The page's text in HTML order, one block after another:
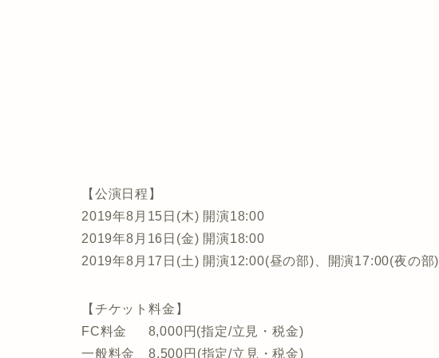
【公演日程】
2019年8月15日(木) 開演18:00
2019年8月16日(金) 開演18:00
2019年8月17日(土) 開演12:00(昼の部)、開演17:00(夜の部)
【チケット料金】
FC料金 8,000円(指定/立見・税金)
一般料金 8,500円(指定/立見・税金)